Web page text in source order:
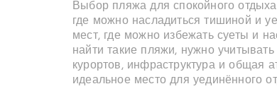
Выбор пляжа для спокойного отдыха
где можно насладиться тишиной и
мест, где можно избежать суеты и
найти такие пляжи, нужно
курортов, инфраструктура и общая
идеальное место для уединённого